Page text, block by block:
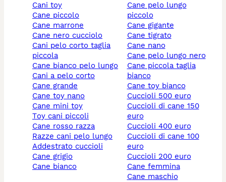
cani toy
cane piccolo
cane marrone
cane nero cucciolo
cani pelo corto taglia
piccola
cane bianco pelo lungo
cani a pelo corto
cane grande
cane toy nano
cane mini toy
toy cani piccoli
cane rosso razza
razze cani pelo lungo
addestrato cuccioli
cane grigio
cane bianco
cane pelo lungo
piccolo
cane gigante
cane tigrato
cane nano
cane pelo lungo nero
cane piccola taglia
bianco
cane toy bianco
cuccioli 500 euro
cuccioli di cane 150
euro
cuccioli 400 euro
cuccioli di cane 100
euro
cuccioli 200 euro
cane femmina
cane maschio